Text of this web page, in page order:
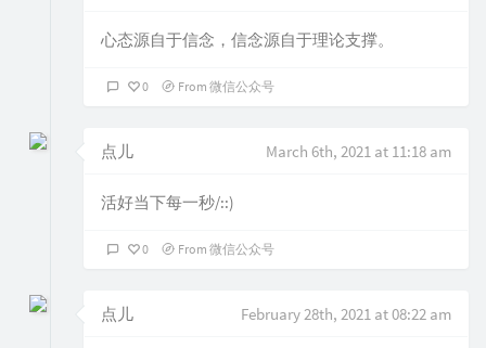
心态源自于信念，信念源自于理论支撑。
0 From 微信公众号
点儿 March 6th, 2021 at 11:18 am
活好当下每一秒/::)
0 From 微信公众号
点儿 February 28th, 2021 at 08:22 am